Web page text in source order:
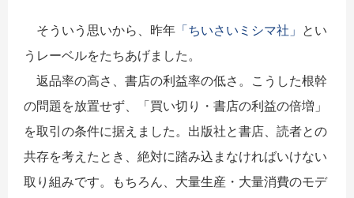
そういう思いから、昨年 「ちいさいミシマ社」 とい
うレーベルをたちあげました。
返品率の高さ、書店の利益率の低さ。こうした根幹
の問題を放置せず、「買い切り・書店の利益の倍増」
を取引の条件に据えました。出版社と書店、読者との
共存を考えたとき、絶対に踏み込まなければいけない
取り組みです。もちろん、大量生産・大量消費のモデ